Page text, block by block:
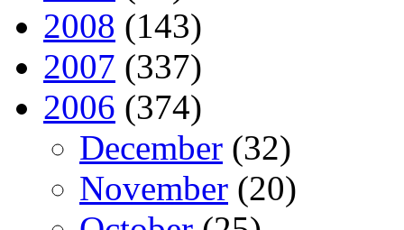
2008 (143)
2007 (337)
2006 (374)
December (32)
November (20)